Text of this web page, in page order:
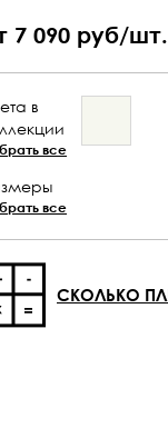
7 090 руб/шт.
в
все
все
СКОЛЬКО